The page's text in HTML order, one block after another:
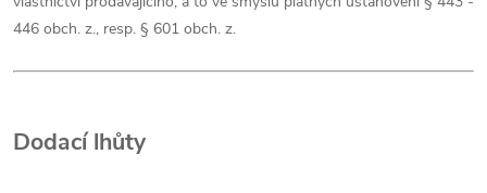
446 obch. z., resp. § 601 obch. z.
Dodací lhůty